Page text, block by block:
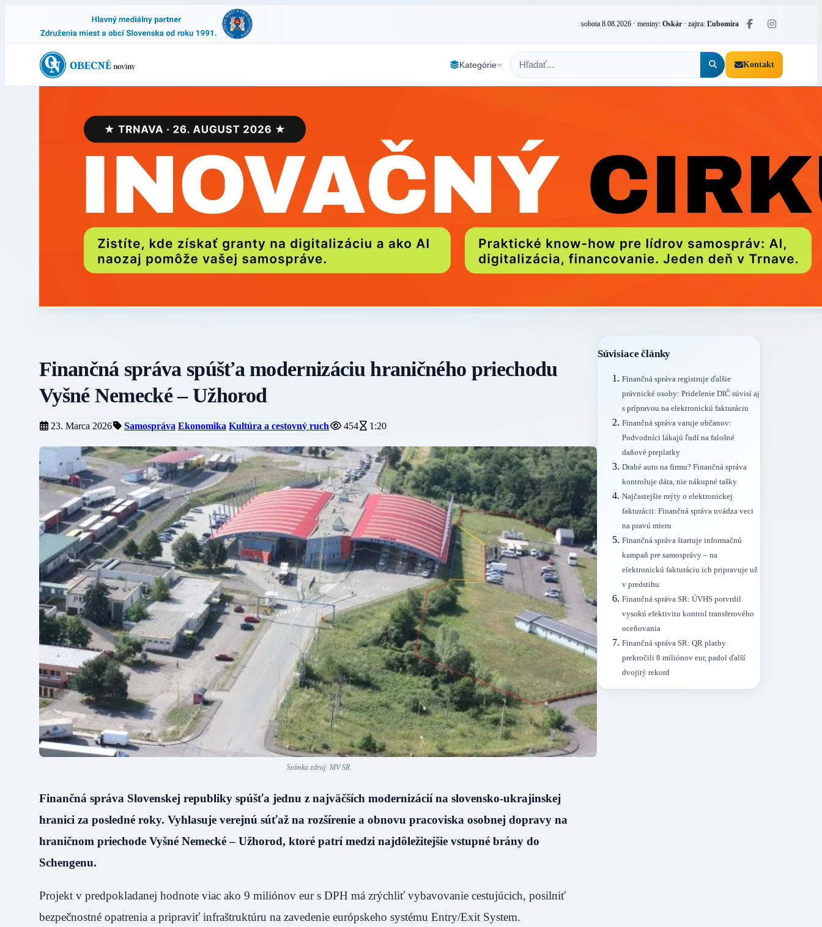
sobota 8.08.2026 · meniny: Oskár · zajtra: Ľubomíra
Kategórie Kontakt
Finančná správa spúšťa modernizáciu hraničného priechodu
Vyšné Nemecké – Užhorod
23. Marca 2026 Samospráva Ekonomika Kultúra a cestovný ruch 454 1:20
Snímka zdroj: MV SR
Finančná správa Slovenskej republiky spúšťa jednu z najväčších modernizácií na slovensko-ukrajinskej
hranici za posledné roky. Vyhlasuje verejnú súťaž na rozšírenie a obnovu pracoviska osobnej dopravy na
hraničnom priechode Vyšné Nemecké – Užhorod, ktoré patrí medzi najdôležitejšie vstupné brány do
Schengenu.
Projekt v predpokladanej hodnote viac ako 9 miliónov eur s DPH má zrýchliť vybavovanie cestujúcich, posilniť
bezpečnostné opatrenia a pripraviť infraštruktúru na zavedenie európskeho systému Entry/Exit System.
Súvisiace články
Finančná správa registruje ďalšie
právnické osoby: Pridelenie DIČ súvisí aj
s prípravou na elektronickú fakturáciu
Finančná správa varuje občanov:
Podvodníci lákajú ľudí na falošné
daňové preplatky
Drahé auto na firmu? Finančná správa
kontroluje dáta, nie nákupné tašky
Najčastejšie mýty o elektronickej
fakturácii: Finančná správa uvádza veci
na pravú mieru
Finančná správa štartuje informačnú
kampaň pre samosprávy – na
elektronickú fakturáciu ich pripravuje už
v predstihu
Finančná správa SR: ÚVHS potvrdil
vysokú efektivitu kontrol transferového
oceňovania
Finančná správa SR: QR platby
prekročili 8 miliónov eur, padol ďalší
dvojitý rekord